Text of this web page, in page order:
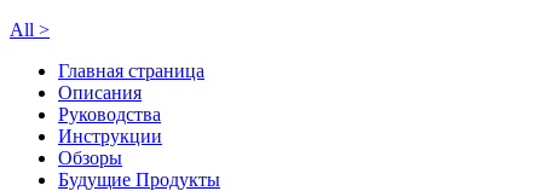
All >
Главная страница
Описания
Руководства
Инструкции
Обзоры
Будущие Продукты